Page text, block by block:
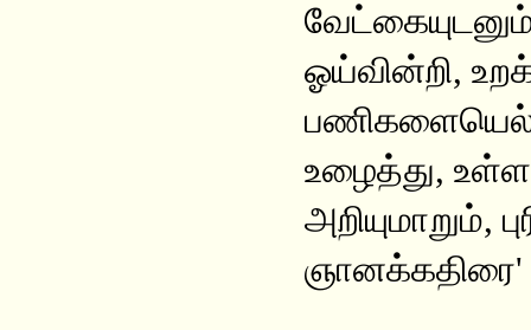
ஓய்வின்றி,
உழைத்து,
அறியுமாறும்,
ஞானக்கதிரை'